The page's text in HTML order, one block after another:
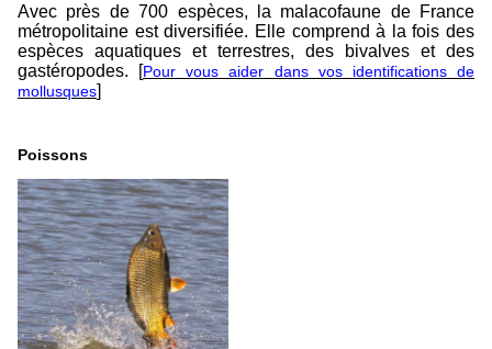
Avec près de 700 espèces, la malacofaune de France
métropolitaine est diversifiée. Elle comprend à la fois des
espèces aquatiques et terrestres, des bivalves et des
gastéropodes.
[Pour vous aider dans vos identifications de
mollusques]
Poissons